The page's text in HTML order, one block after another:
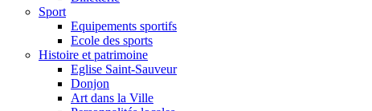
Sport
Equipements sportifs
Ecole des sports
Histoire et patrimoine
Eglise Saint-Sauveur
Donjon
Art dans la Ville